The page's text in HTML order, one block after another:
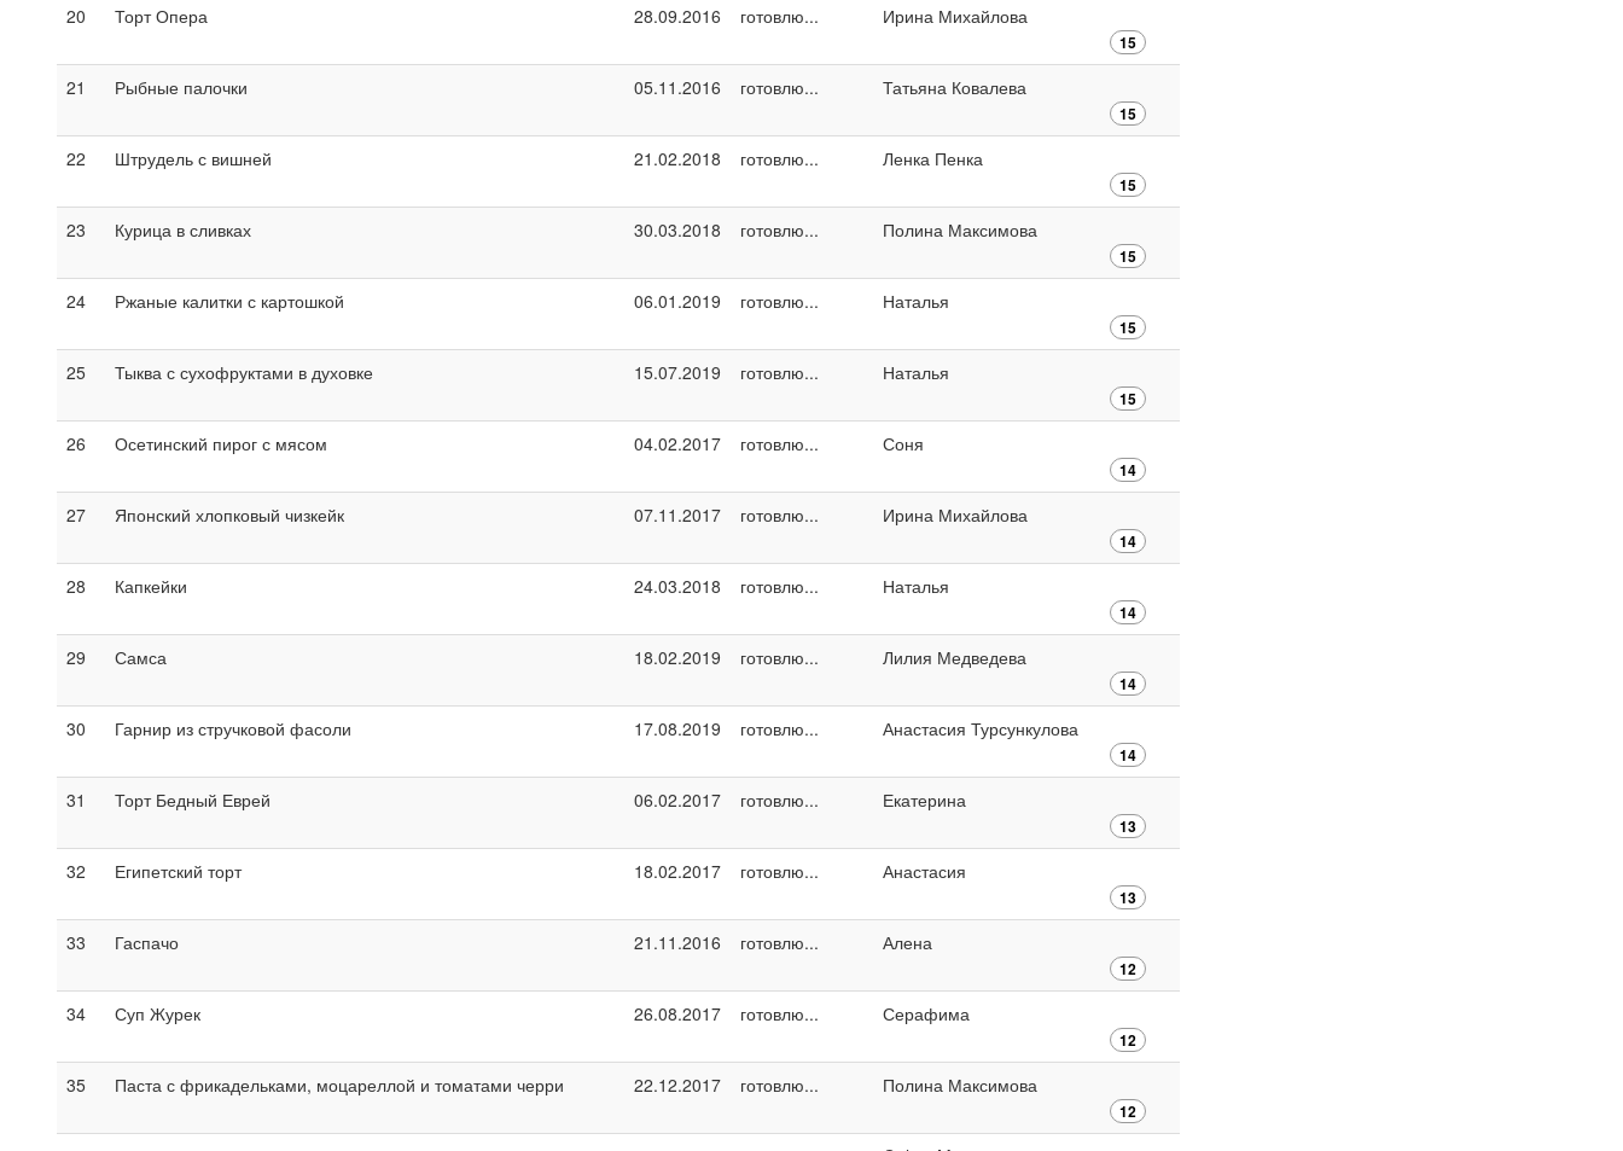
20 Торт Опера 28.09.2016 готовлю... Ирина Михайлова
15
21 Рыбные палочки 05.11.2016 готовлю... Татьяна Ковалева
15
22 Штрудель с вишней 21.02.2018 готовлю... Ленка Пенка
15
23 Курица в сливках 30.03.2018 готовлю... Полина Максимова
15
24 Ржаные калитки с картошкой 06.01.2019 готовлю... Наталья
15
25 Тыква с сухофруктами в духовке 15.07.2019 готовлю... Наталья
15
26 Осетинский пирог с мясом 04.02.2017 готовлю... Соня
14
27 Японский хлопковый чизкейк 07.11.2017 готовлю... Ирина Михайлова
14
28 Капкейки 24.03.2018 готовлю... Наталья
14
29 Самса 18.02.2019 готовлю... Лилия Медведева
14
30 Гарнир из стручковой фасоли 17.08.2019 готовлю... Анастасия Турсункулова
14
31 Торт Бедный Еврей 06.02.2017 готовлю... Екатерина
13
32 Египетский торт 18.02.2017 готовлю... Анастасия
13
33 Гаспачо 21.11.2016 готовлю... Алена
12
34 Суп Журек 26.08.2017 готовлю... Серафима
12
35 Паста с фрикадельками, моцареллой и томатами черри 22.12.2017 готовлю... Полина Максимова
12